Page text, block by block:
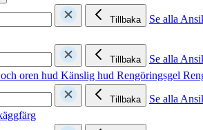
Tillbaka
Se alla
Tillbaka
Se alla
oren hud Känslig hud Rengöringsgel
Tillbaka
Se alla